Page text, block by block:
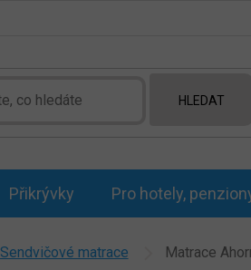
HLEDAT
Přikrývky Pro hotely,
Sendvičové matrace Matrace